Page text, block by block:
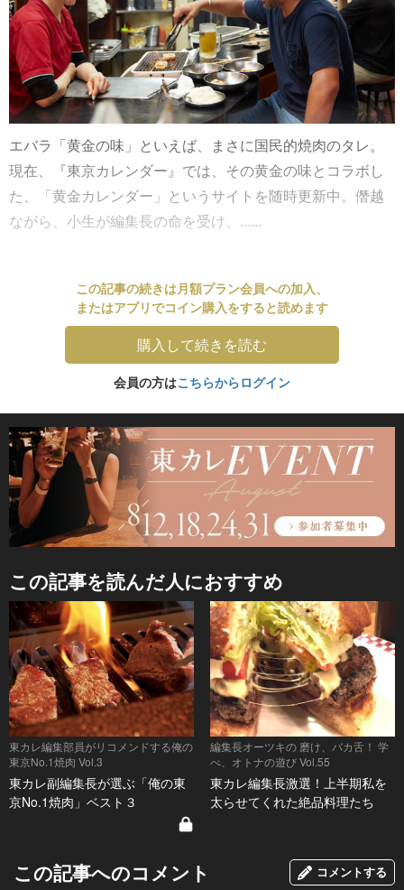
エバラ「黄金の味」といえば、まさに国民的焼肉のタレ。
現在、『東京カレンダー』では、その黄金の味とコラボし
た、「黄金カレンダー」というサイトを随時更新中。僭越
ながら、小生が編集長の命を受け、......
この記事の続きは月額プラン会員への加入、
またはアプリでコイン購入をすると読めます
購入して続きを読む
会員の方はこちらからログイン
この記事を読んだ人におすすめ
東カレ編集部員がリコメンドする俺の
東京No.1焼肉 Vol.3
東カレ副編集長が選ぶ「俺の東
京No.1焼肉」ベスト３
編集長オーツキの 磨け、バカ舌！ 学
べ、オトナの遊び Vol.55
東カレ編集長激選！上半期私を
太らせてくれた絶品料理たち
この記事へのコメント コメントする